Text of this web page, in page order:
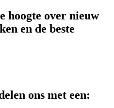
hoogte over nieuw
en de beste
ons met een: